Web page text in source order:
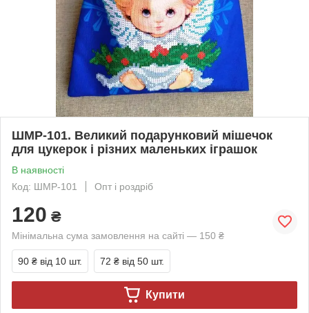
ШМР-101. Великий подарунковий мішечок
для цукерок і різних маленьких іграшок
В наявності
Код: ШМР-101
Опт і роздріб
120 ₴
Мінімальна сума замовлення на сайті — 150 ₴
90 ₴ від 10 шт. 72 ₴ від 50 шт.
Купити